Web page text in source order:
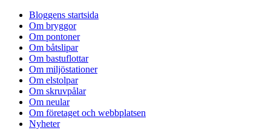
Bloggens startsida
Om bryggor
Om pontoner
Om båtslipar
Om bastuflottar
Om miljöstationer
Om elstolpar
Om skruvpålar
Om neular
Om företaget och webbplatsen
Nyheter